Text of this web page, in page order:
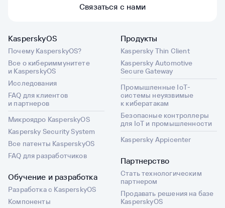
Связаться с нами
KasperskyOS
Почему KasperskyOS?
Все о кибериммунитете
и KasperskyOS
Исследования
FAQ для клиентов
и партнеров
Микроядро KasperskyOS
Kaspersky Security System
Все патенты KasperskyOS
FAQ для разработчиков
Обучение и разработка
Разработка с KasperskyOS
Компоненты
Продукты
Kaspersky Thin Client
Kaspersky Automotive
Secure Gateway
Промышленные IoT-
системы неуязвимые
к кибератакам
Безопасные контроллеры
для IoT и промышленности
Kaspersky Appicenter
Партнерство
Стать технологическим
партнером
Продавать решения на базе
KasperskyOS